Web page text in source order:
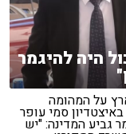
היה להיגמר
על המהומה
סמי עופר
גביע המדינה: "יש